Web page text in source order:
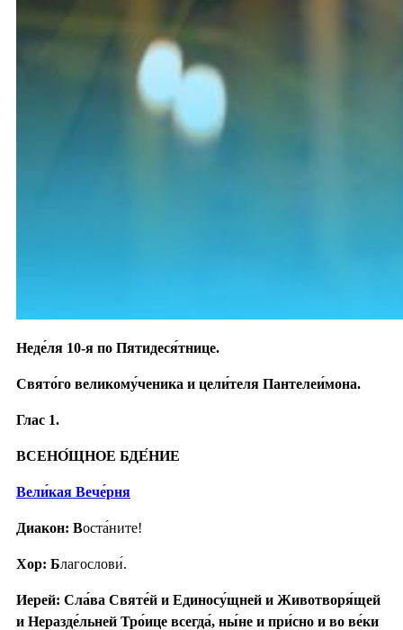
Неде́ля 10-я по Пятидеся́тнице.
Свято́го великому́ченика и цели́теля Пантелеи́мона.
Глас 1.
ВСЕНО́ЩНОЕ БДЕ́НИЕ
Вели́кая Вече́рня
Диакон: Воста́ните!
Хор: Благослови́.
Иерей: Сла́ва Святе́й и Единосу́щней и Животворя́щей
и Неразде́льней Тро́ице всегда́, ны́не и при́сно и во ве́ки